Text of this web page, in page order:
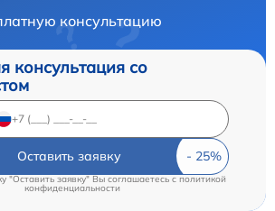
консультацию
консультация со
Оставить заявку
"Оставить заявку" Вы соглашаетесь cполитикой
конфиденциальности